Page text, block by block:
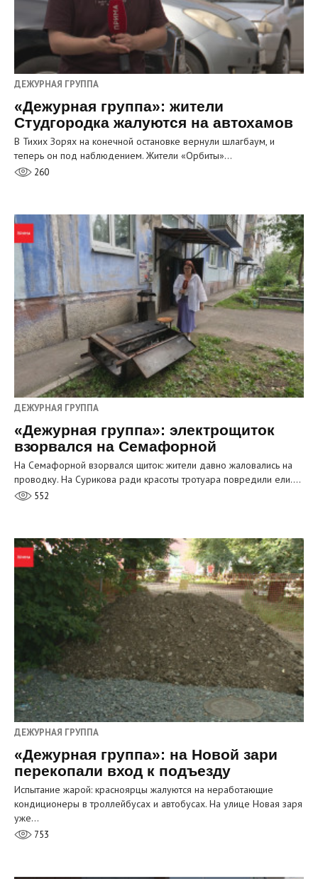
ДЕЖУРНАЯ ГРУППА
«Дежурная группа»: жители
Студгородка жалуются на автохамов
В Тихих Зорях на конечной остановке вернули шлагбаум, и
теперь он под наблюдением. Жители «Орбиты»…
260
ДЕЖУРНАЯ ГРУППА
«Дежурная группа»: электрощиток
взорвался на Семафорной
На Семафорной взорвался щиток: жители давно жаловались на
проводку. На Сурикова ради красоты тротуара повредили ели.…
552
ДЕЖУРНАЯ ГРУППА
«Дежурная группа»: на Новой зари
перекопали вход к подъезду
Испытание жарой: красноярцы жалуются на неработающие
кондиционеры в троллейбусах и автобусах. На улице Новая заря
уже…
753